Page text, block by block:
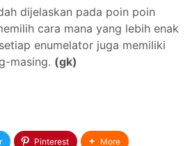
dijelaskan pada poin poin
cara mana yang lebih enak
enumelator juga memiliki
masing. (gk)
Pinterest More